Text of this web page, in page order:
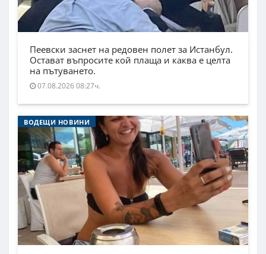
Пеевски заснет на редовен полет за Истанбул.
Остават въпросите кой плаща и каква е целта
на пътуването.
07.08.2026 08:27ч.
ВОДЕЩИ НОВИНИ